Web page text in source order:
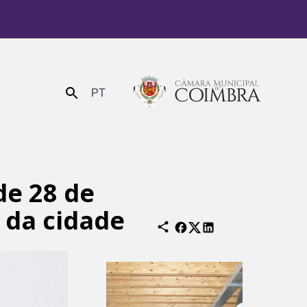
Enviar PT
28 de
cidade